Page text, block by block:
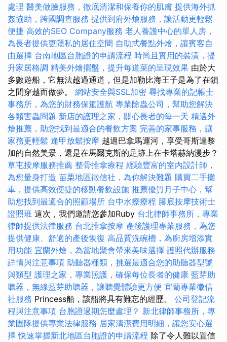
處理 醫美做臉服務，徹底清潔和保養你的肌膚 提供海外抓
姦協助，跨國調查服務 提供到府外燴服務，讓活動更輕鬆
便捷 高效的SEO Company服務 老人養護中心的單人房，
為長者提供更隱私的居住空間 自助式餐點外燴，讓賓客自
由選擇 台南地區台胞證的申請流程 時尚且實用的裝潢，提
升家居格調 精美外燴擺盤，提升每道菜的呈現效果 由於大
多數遊船，它無法越過通道，但是加勒比海王子是為了在鎖
之間穿越而做夢。 網站安全與SSL加密 尋找專業的記帳士
事務所，為您的財務保駕護航 專業除蟲公司，幫助您解決
各類害蟲問題 新店的護理之家，關心長者的每一天 精選外
燴推薦，助您找到最適合的餐飲方案 完善的家事服務，讓
家務更輕鬆 逢甲放鬆按摩 越過巴拿馬運河，享受哥斯達黎
加的自然美景，還是在馬爾克斯的足跡上在卡塔赫納漫步？
草屯按摩服務推薦 整骨推拿療程 經驗豐富的室內設計師，
為您量身打造 苗栗地區徵信社，為你解決難題 購買二手攤
車，提供高效便捷的移動餐飲設施 推薦優質月子中心，幫
助您找到最適合的照顧場所 台中水療療程 腳底按摩技術士
證照班 這次，我們邀請您參加Ruby 台北律師事務所，專業
律師提供法律服務 台北推拿按摩 產後護理專業服務，為您
提供健康、舒適的產後恢復 高品質洗碗槽，為廚房增添實
用功能 宜蘭外燴，為當地聚會帶來美味選擇 護照代辦服務
詳情與注意事項 助聽器種類，挑選最適合您的助聽器型號
與類型 護理之家，專業照護，確保每位長者的健康 藍芽助
聽器，無線藍芽助聽器，讓聽覺體驗更方便 宜蘭專業徵信
社服務 Princess船，該船將具有難忘的經歷。 公司登記流
程與注意事項 台胞證過期怎麼處理？ 新北律師事務所，專
業團隊提供專業法律服務 居家清潔費用明細，讓您安心選
擇 快速掌握新北地區台胞證的申請流程 除了令人難以置信